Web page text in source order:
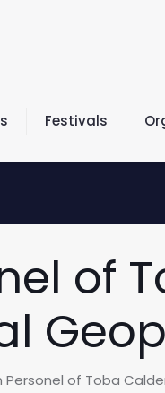
Festivals
of
of Toba